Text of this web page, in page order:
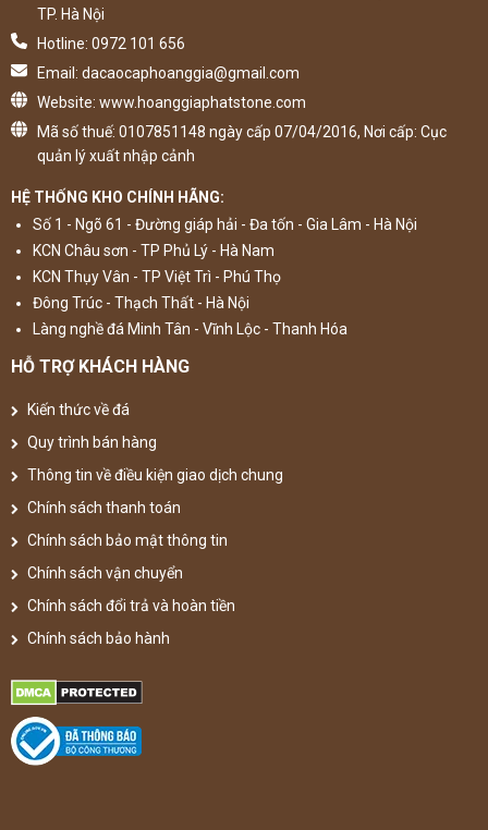
TP. Hà Nội
Hotline: 0972 101 656
Email: dacaocaphoanggia@gmail.com
Website: www.hoanggiaphatstone.com
Mã số thuế: 0107851148 ngày cấp 07/04/2016, Nơi cấp: Cục
quản lý xuất nhập cảnh
HỆ THỐNG KHO CHÍNH HÃNG:
Số 1 - Ngõ 61 - Đường giáp hải - Đa tốn - Gia Lâm - Hà Nội
KCN Châu sơn - TP Phủ Lý - Hà Nam
KCN Thụy Vân - TP Việt Trì - Phú Thọ
Đông Trúc - Thạch Thất - Hà Nội
Làng nghề đá Minh Tân - Vĩnh Lộc - Thanh Hóa
HỖ TRỢ KHÁCH HÀNG
Kiến thức về đá
Quy trình bán hàng
Thông tin về điều kiện giao dịch chung
Chính sách thanh toán
Chính sách bảo mật thông tin
Chính sách vận chuyển
Chính sách đổi trả và hoàn tiền
Chính sách bảo hành